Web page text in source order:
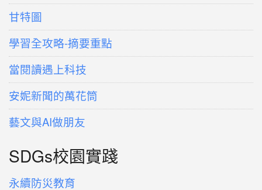
甘特圖
學習全攻略-摘要重點
當閱讀遇上科技
安妮新聞的萬花筒
藝文與AI做朋友
SDGs校園實踐
永續防災教育